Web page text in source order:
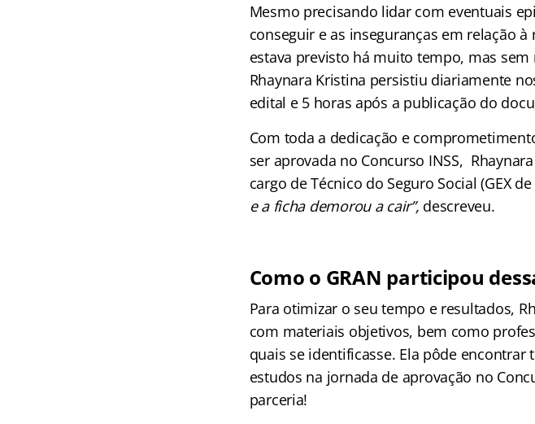
Mesmo precisando lidar com eventuais
conseguir e as inseguranças em relação
estava previsto há muito tempo, mas
Rhaynara Kristina persistiu diariamente
edital e 5 horas após a publicação do
Com toda a dedicação e
ser aprovada no Concurso INSS,
cargo de Técnico do Seguro Social (GEX
e a ficha demorou a cair”, descreveu.
Como o GRAN participou
Para otimizar o seu tempo e resultados,
com materiais objetivos, bem como
quais se identificasse. Ela pôde
estudos na jornada de aprovação no
parceria!